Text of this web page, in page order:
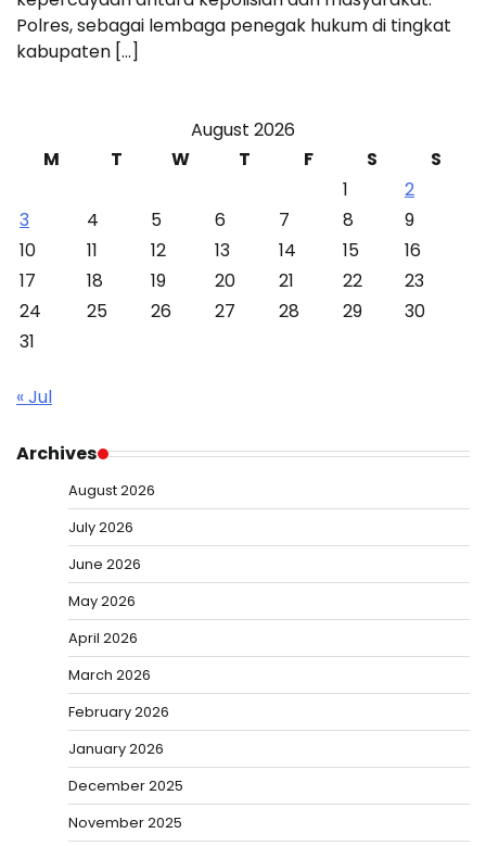
Polres, sebagai lembaga penegak hukum di tingkat
kabupaten […]
August 2026
M
T W T F S
S
1
2
3
4 5 6 7 8
9
10
11 12 13 14 15
16
17
18 19 20 21 22
23
24
25 26 27 28 29
30
31
« Jul
Archives
August 2026
July 2026
June 2026
May 2026
April 2026
March 2026
February 2026
January 2026
December 2025
November 2025